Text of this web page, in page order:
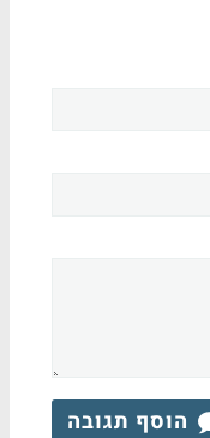
הוסף תגובה